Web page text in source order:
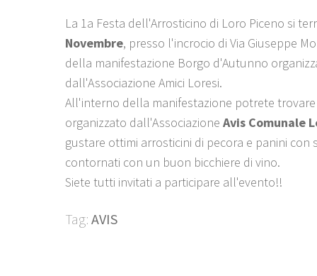
La 1a Festa dell'Arrosticino di Loro Piceno si
Novembre, presso l'incrocio di Via Giuseppe
della manifestazione Borgo d'Autunno
dall'Associazione Amici Loresi.
All'interno della manifestazione potrete
organizzato dall'Associazione Avis Comunale
gustare ottimi arrosticini di pecora e panini con
contornati con un buon bicchiere di vino.
Siete tutti invitati a participare all'evento!!
Tag: AVIS